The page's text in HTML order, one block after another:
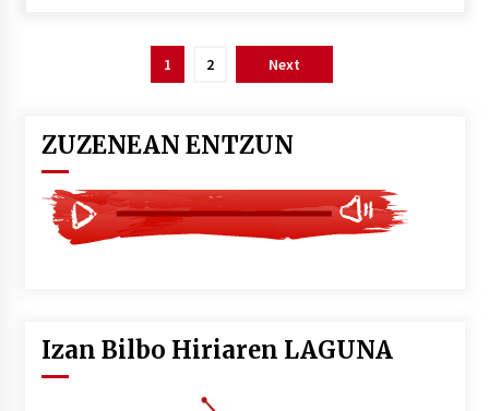
1 2 Next
ZUZENEAN ENTZUN
Izan Bilbo Hiriaren LAGUNA